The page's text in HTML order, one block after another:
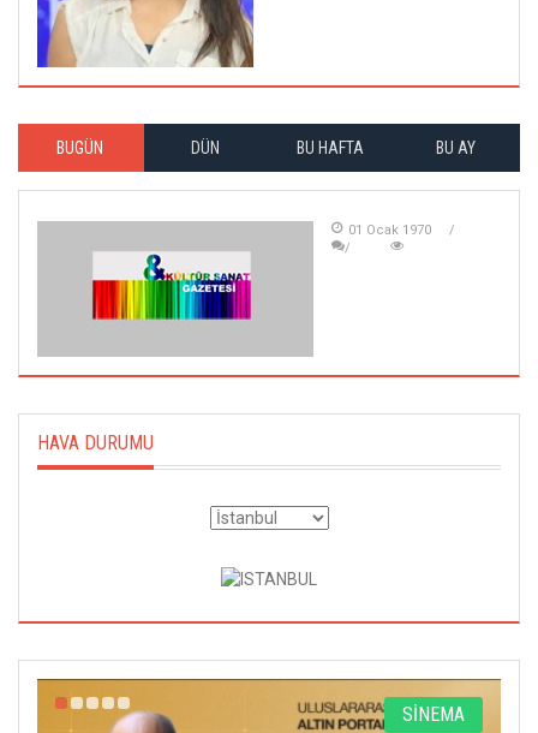
BUGÜN DÜN BU HAFTA BU AY
01 Ocak 1970
HAVA DURUMU
SİNEMA